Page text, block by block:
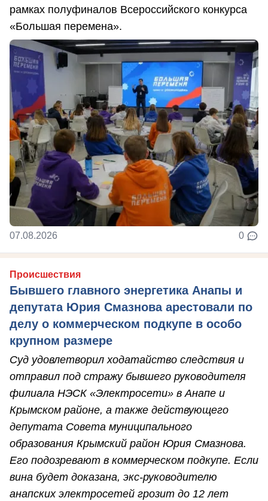
рамках полуфиналов Всероссийского конкурса
«Большая перемена».
07.08.2026 0
Происшествия
Бывшего главного энергетика Анапы и
депутата Юрия Смазнова арестовали по
делу о коммерческом подкупе в особо
крупном размере
Суд удовлетворил ходатайство следствия и
отправил под стражу бывшего руководителя
филиала НЭСК «Электросети» в Анапе и
Крымском районе, а также действующего
депутата Совета муниципального
образования Крымский район Юрия Смазнова.
Его подозревают в коммерческом подкупе. Если
вина будет доказана, экс-руководителю
анапских электросетей грозит до 12 лет